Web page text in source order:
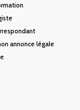
annonce légale